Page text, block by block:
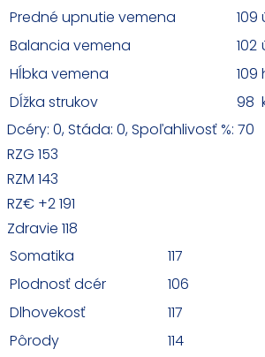
Predné upnutie vemena
109
Balancia vemena
102
Hĺbka vemena
109
Dĺžka strukov
98
Dcéry: 0, Stáda: 0, Spoľahlivosť %: 70
RZG 153
RZM 143
RZ€ +2 191
Zdravie 118
Somatika
117
Plodnosť dcér
106
Dlhovekosť
117
Pôrody
114